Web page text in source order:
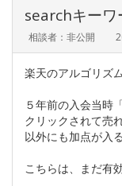
searchキーワ
相談者：非公開
楽天のアルゴリズ
５年前の入会当時
クリックされて売
以外にも加点が入
こちらは、まだ有